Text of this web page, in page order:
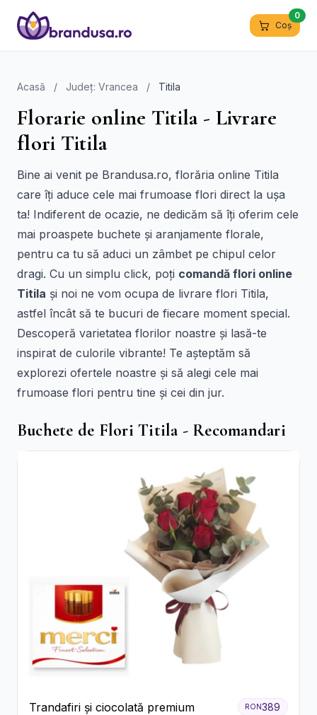
Coș
0
Acasă / Județ: Vrancea / Titila
Florarie online Titila - Livrare
flori Titila
Bine ai venit pe Brandusa.ro, florăria online Titila
care îți aduce cele mai frumoase flori direct la ușa
ta! Indiferent de ocazie, ne dedicăm să îți oferim cele
mai proaspete buchete și aranjamente florale,
pentru ca tu să aduci un zâmbet pe chipul celor
dragi. Cu un simplu click, poți comandă flori online
Titila și noi ne vom ocupa de livrare flori Titila,
astfel încât să te bucuri de fiecare moment special.
Descoperă varietatea florilor noastre și lasă-te
inspirat de culorile vibrante! Te așteptăm să
explorezi ofertele noastre și să alegi cele mai
frumoase flori pentru tine și cei din jur.
Buchete de Flori Titila - Recomandari
Trandafiri și ciocolată premium RON389